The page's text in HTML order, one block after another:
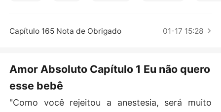
rou a mão dela e disse: "Você é minha esposa. Como vo
Capítulo 165 Nota de Obrigado 01-17 15:28
Amor Absoluto Capítulo 1 Eu não quero
esse bebê
"Como você rejeitou a anestesia, será muito